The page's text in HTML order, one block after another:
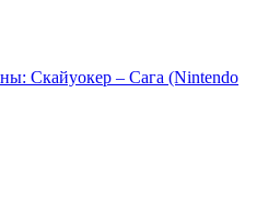
Скайуокер – Сага (Nintendo